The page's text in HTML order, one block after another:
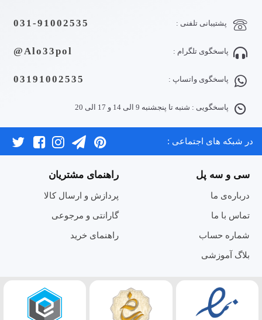
پشتیبانی تلفنی : 031-91002535
پاسخگوی تلگرام : Alo33pol@
پاسخگوی واتساپ : 03191002535
پاسخگویی : شنبه تا پنجشنبه 9 الی 14 و 17 الی 20
در شبکه های اجتماعی :
سی و سه پل
درباره‌ی ما
تماس با ما
شماره حساب
بلاگ آموزشی
راهنمای مشتریان
پردازش و ارسال کالا
گارانتی و مرجوعی
راهنمای خرید